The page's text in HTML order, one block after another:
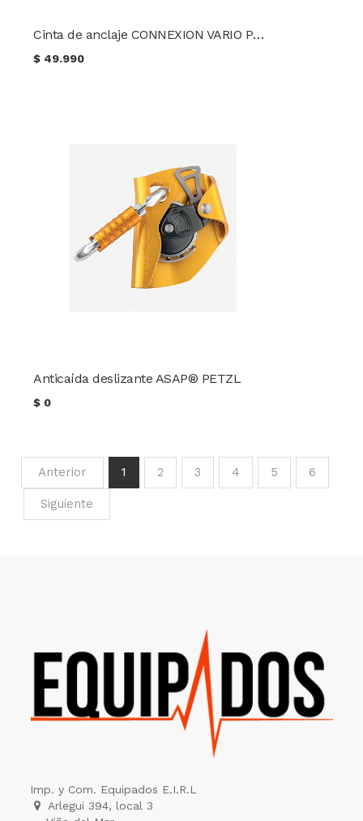
Cinta de anclaje CONNEXION VARIO PETZL
$ 49.990
Anticaída deslizante ASAP® PETZL
$ 0
Anterior 1 2 3 4 5 6
Siguiente
Imp. y Com. Equipados E.I.R.L
Arlegui 394, local 3